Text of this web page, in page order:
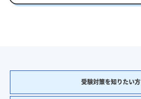
受験対策を知りたい方